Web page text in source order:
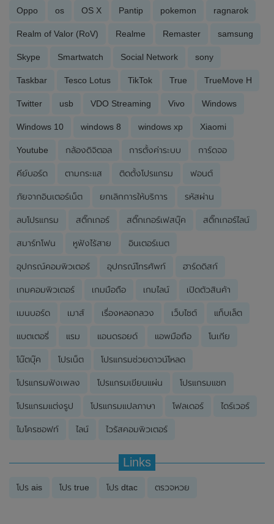
Oppo os OS X Pantip pokemon ragnarok
Realm of Valor (RoV) Realme Remaster samsung
Skype Smartwatch Social Network sony
Taskbar Tesco Lotus TikTok True TrueMove H
Twitter usb VDO Streaming Vivo Windows
Windows 10 windows 8 windows xp Xiaomi
Youtube กล้องดิจิตอล การตั้งค่าระบบ การ์ดจอ
คีย์บอร์ด ตามกระแส ติดตั้งโปรแกรม ฟอนต์
ภัยจากอินเตอร์เน็ต ยกเลิกการให้บริการ รหัสผ่าน
ลบโปรแกรม สติ๊กเกอร์ สติ๊กเกอร์เฟสบุ๊ค สติ๊กเกอร์ไลน์
สมาร์ทโฟน หูฟังไร้สาย อินเตอร์เนต
อุปกรณ์คอมพิวเตอร์ อุปกรณ์โทรศัพท์ ฮาร์ดดิสก์
เกมคอมพิวเตอร์ เกมมือถือ เกมไลน์ เปิดตัวสินค้า
เมนบอร์ด เมาส์ เรื่องหลอกลวง เว็บไซต์ แท็บเล็ต
แบตเตอรี่ แรม แอนดรอยด์ แอพมือถือ โนเกีย
โน๊ตบุ๊ค โปรเน็ต โปรแกรมช่วยดาวน์โหลด
โปรแกรมฟังเพลง โปรแกรมเขียนแผ่น โปรแกรมแชท
โปรแกรมแต่งรูป โปรแกรมแปลภาษา โฟลเดอร์ ไดร์เวอร์
ไมโครซอฟท์ ไลน์ ไวรัสคอมพิวเตอร์
Links
โปร ais โปร true โปร dtac ตรวจหวย